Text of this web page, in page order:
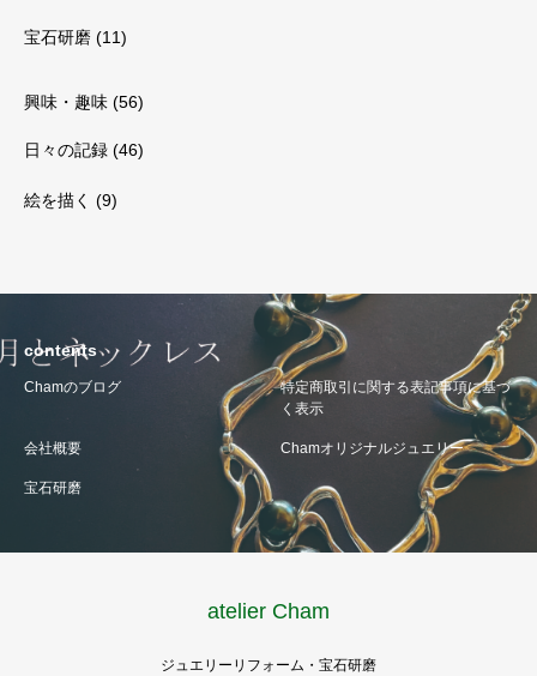
宝石研磨 (11)
興味・趣味 (56)
日々の記録 (46)
絵を描く (9)
contents
Chamのブログ
特定商取引に関する表記事項に基づ
く表示
会社概要 Chamオリジナルジュエリー
宝石研磨
atelier Cham
ジュエリーリフォーム・宝石研磨